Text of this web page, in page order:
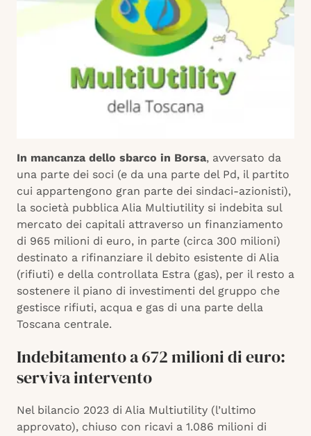
In mancanza dello sbarco in Borsa, avversato da
una parte dei soci (e da una parte del Pd, il partito
cui appartengono gran parte dei sindaci-azionisti),
la società pubblica Alia Multiutility si indebita sul
mercato dei capitali attraverso un finanziamento
di 965 milioni di euro, in parte (circa 300 milioni)
destinato a rifinanziare il debito esistente di Alia
(rifiuti) e della controllata Estra (gas), per il resto a
sostenere il piano di investimenti del gruppo che
gestisce rifiuti, acqua e gas di una parte della
Toscana centrale.
Indebitamento a 672 milioni di euro:
serviva intervento
Nel bilancio 2023 di Alia Multiutility (l’ultimo
approvato), chiuso con ricavi a 1.086 milioni di